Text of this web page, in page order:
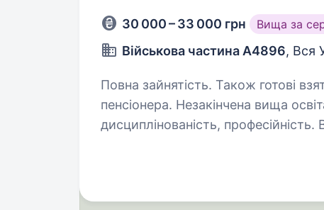
30 000 – 33 000 грн Вища за
Військова частина А4896, Вся
Повна зайнятість. Також готові
пенсіонера. Незакінчена вища освіта. Вимоги:
дисциплінованість,
переведення чинних